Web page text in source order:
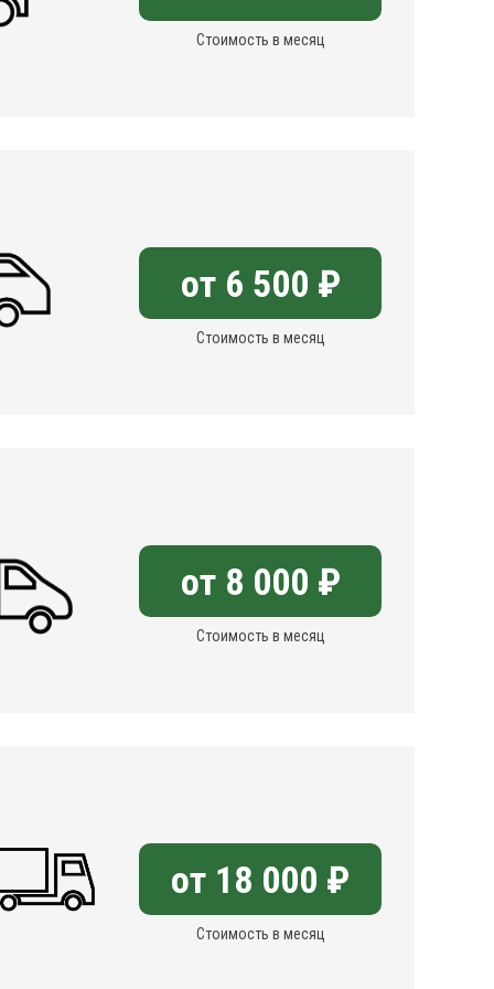
Стоимость в месяц
Стоимость в месяц
от 6 500 ₽
Стоимость в месяц
от 8 000 ₽
Стоимость в месяц
от 18 000 ₽